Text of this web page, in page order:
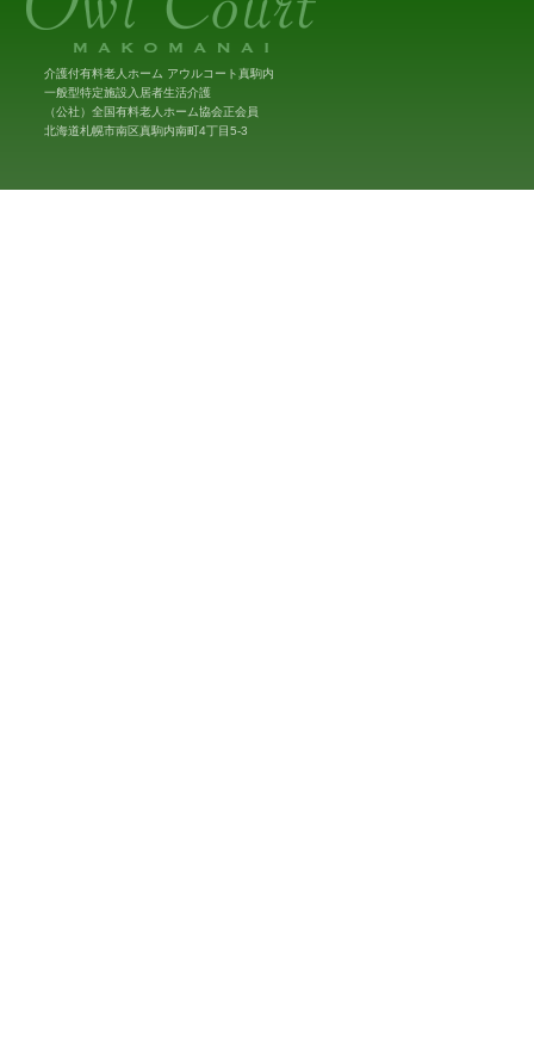
介護付有料老人ホーム アウルコート真駒内
一般型特定施設入居者生活介護
（公社）全国有料老人ホーム協会正会員
北海道札幌市南区真駒内南町4丁目5-3